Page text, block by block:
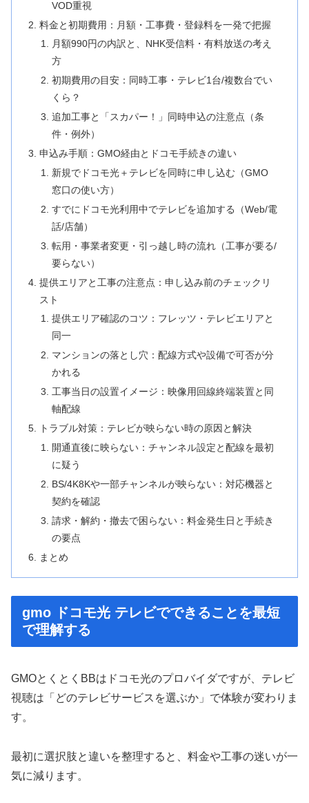
VOD重視
料金と初期費用：月額・工事費・登録料を一発で把握
月額990円の内訳と、NHK受信料・有料放送の考え
方
初期費用の目安：同時工事・テレビ1台/複数台でい
くら？
追加工事と「スカパー！」同時申込の注意点（条
件・例外）
申込み手順：GMO経由とドコモ手続きの違い
新規でドコモ光＋テレビを同時に申し込む（GMO
窓口の使い方）
すでにドコモ光利用中でテレビを追加する（Web/電
話/店舗）
転用・事業者変更・引っ越し時の流れ（工事が要る/
要らない）
提供エリアと工事の注意点：申し込み前のチェックリ
スト
提供エリア確認のコツ：フレッツ・テレビエリアと
同一
マンションの落とし穴：配線方式や設備で可否が分
かれる
工事当日の設置イメージ：映像用回線終端装置と同
軸配線
トラブル対策：テレビが映らない時の原因と解決
開通直後に映らない：チャンネル設定と配線を最初
に疑う
BS/4K8Kや一部チャンネルが映らない：対応機器と
契約を確認
請求・解約・撤去で困らない：料金発生日と手続き
の要点
まとめ
gmo ドコモ光 テレビでできることを最短
で理解する
GMOとくとくBBはドコモ光のプロバイダですが、テレビ
視聴は「どのテレビサービスを選ぶか」で体験が変わりま
す。
最初に選択肢と違いを整理すると、料金や工事の迷いが一
気に減ります。